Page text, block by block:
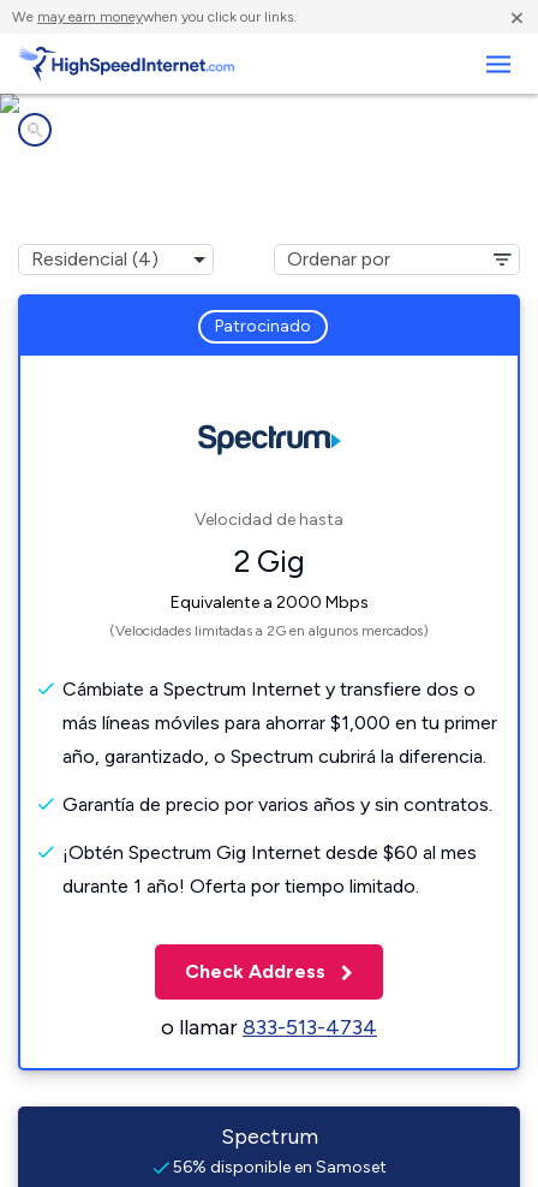
We may earn moneywhen you click our links. ×
Patrocinado
Velocidad de hasta
2 Gig
Equivalente a 2000 Mbps
(Velocidades limitadas a 2G en algunos mercados)
Cámbiate a Spectrum Internet y transfiere dos o
más líneas móviles para ahorrar $1,000 en tu primer
año, garantizado, o Spectrum cubrirá la diferencia.
Garantía de precio por varios años y sin contratos.
¡Obtén Spectrum Gig Internet desde $60 al mes
durante 1 año! Oferta por tiempo limitado.
Check Address
o llamar833-513-4734
Spectrum
56% disponible en Samoset